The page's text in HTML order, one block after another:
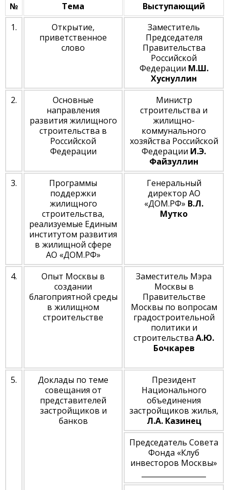
№ Тема
Выступающий
1.
Открытие,
приветственное
слово
Заместитель
Председателя
Правительства
Российской
Федерации М.Ш.
Хуснуллин
2.
Основные
направления
развития жилищного
строительства в
Российской
Федерации
Министр
строительства и
жилищно-
коммунального
хозяйства Российской
Федерации И.Э.
Файзуллин
3.
Программы
поддержки
жилищного
строительства,
реализуемые Единым
институтом развития
в жилищной сфере
АО «ДОМ.РФ»
Генеральный
директор АО
«ДОМ.РФ» В.Л.
Мутко
4.
Опыт Москвы в
создании
благоприятной среды
в жилищном
строительстве
Заместитель Мэра
Москвы в
Правительстве
Москвы по вопросам
градостроительной
политики и
строительства А.Ю.
Бочкарев
5.
Доклады по теме
совещания от
представителей
застройщиков и
банков
Президент
Национального
объединения
застройщиков жилья,
Л.А. Казинец
Председатель Совета
Фонда «Клуб
инвесторов Москвы»